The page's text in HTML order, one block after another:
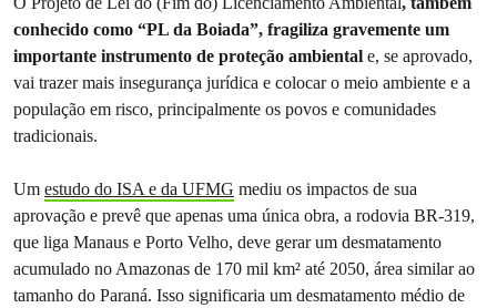
conhecido como “PL da Boiada”, fragiliza gravemente um
importante instrumento de proteção ambiental e, se aprovado,
vai trazer mais insegurança jurídica e colocar o meio ambiente e a
população em risco, principalmente os povos e comunidades
tradicionais.
Um estudo do ISA e da UFMG mediu os impactos de sua
aprovação e prevê que apenas uma única obra, a rodovia BR-319,
que liga Manaus e Porto Velho, deve gerar um desmatamento
acumulado no Amazonas de 170 mil km² até 2050, área similar ao
tamanho do Paraná. Isso significaria um desmatamento médio de